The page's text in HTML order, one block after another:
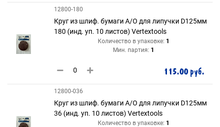
12800-180
Круг из шлиф. бумаги А/О для липучки D125мм
180 (инд. уп. 10 листов) Vertextools
Количество в упаковке: 1
Мин. партия: 1
115.00 руб.
12800-036
Круг из шлиф. бумаги А/О для липучки D125мм
36 (инд. уп. 10 листов) Vertextools
Количество в упаковке: 1